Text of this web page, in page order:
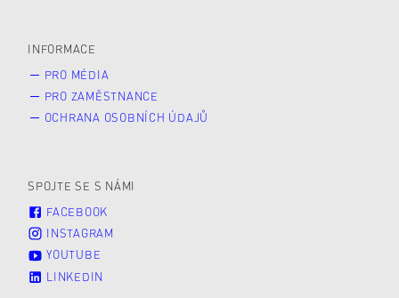
INFORMACE
PRO MÉDIA
PRO ZAMĚSTNANCE
OCHRANA OSOBNÍCH ÚDAJŮ
SPOJTE SE S NÁMI
FACEBOOK
INSTAGRAM
YOUTUBE
LINKEDIN